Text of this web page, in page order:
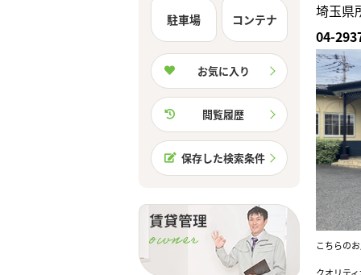
埼玉県
04-
こちらの
駐車場 コンテナ
お気に入り
閲覧履歴
保存した検索条件